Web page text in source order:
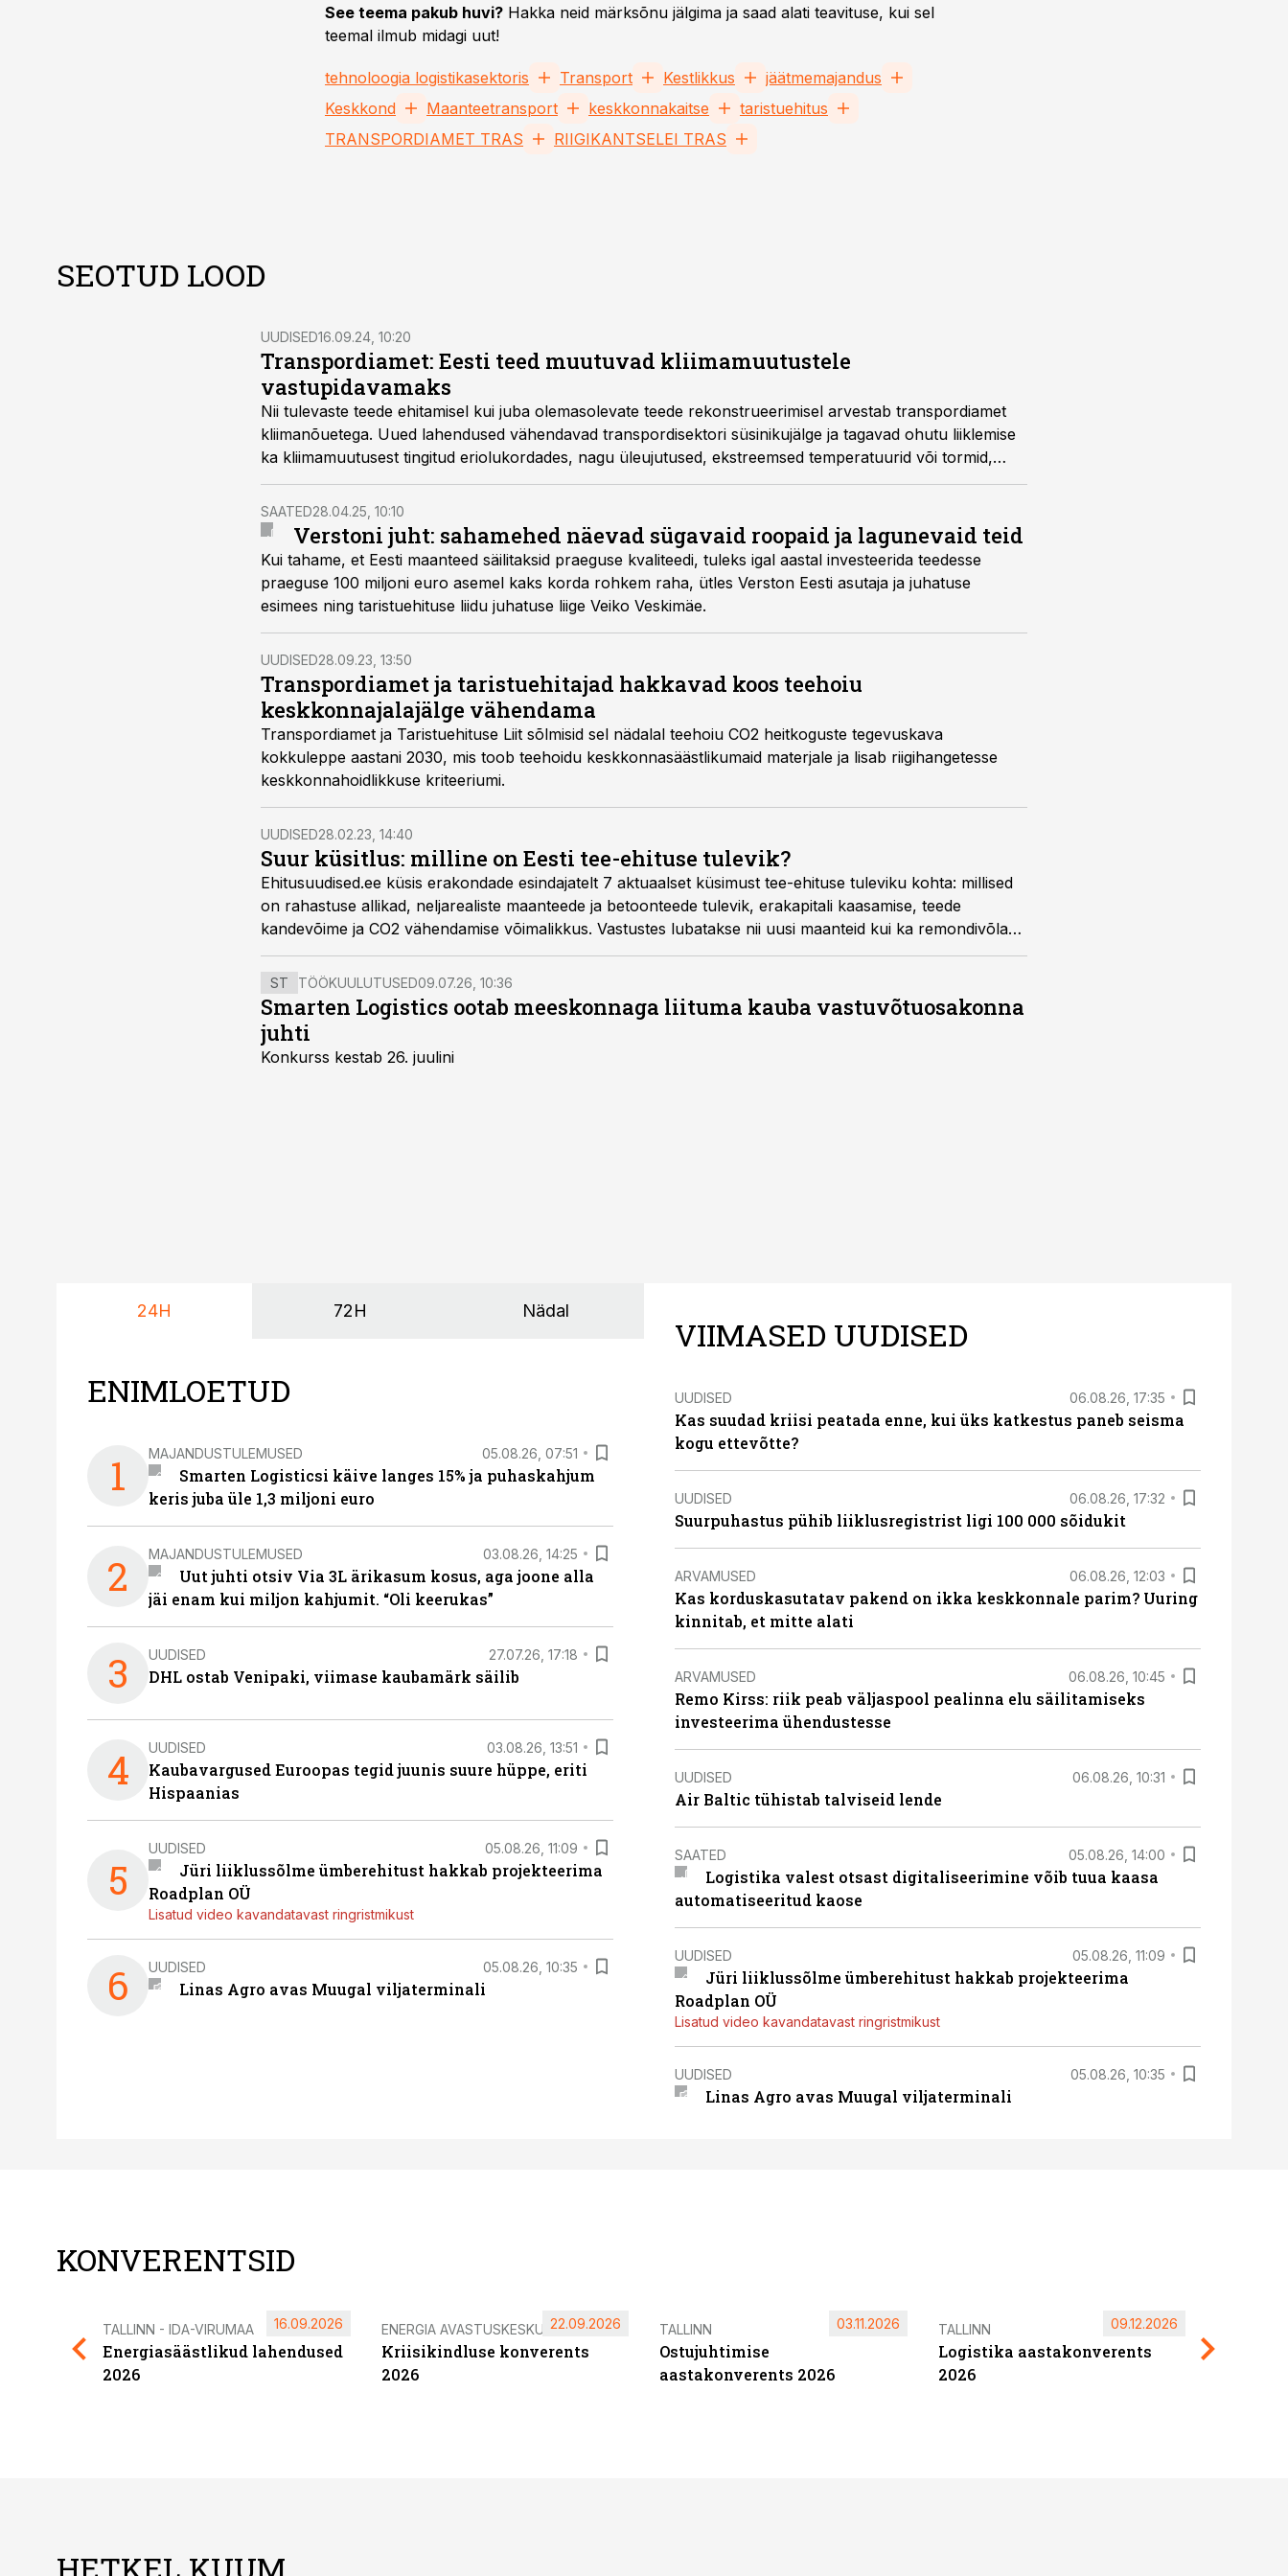
See teema pakub huvi? Hakka neid märksõnu jälgima ja saad alati teavituse, kui sel
teemal ilmub midagi uut!
tehnoloogia logistikasektoris Transport Kestlikkus
jäätmemajandus
Keskkond
Maanteetransport keskkonnakaitse
taristuehitus
TRANSPORDIAMET TRAS
RIIGIKANTSELEI TRAS
SEOTUD LOOD
UUDISED16.09.24, 10:20
Transpordiamet: Eesti teed muutuvad kliimamuutustele
vastupidavamaks
Nii tulevaste teede ehitamisel kui juba olemasolevate teede rekonstrueerimisel arvestab transpordiamet
kliimanõuetega. Uued lahendused vähendavad transpordisektori süsinikujälge ja tagavad ohutu liiklemise
ka kliimamuutusest tingitud eriolukordades, nagu üleujutused, ekstreemsed temperatuurid või tormid,
teatab amet.
SAATED28.04.25, 10:10
Verstoni juht: sahamehed näevad sügavaid roopaid ja lagunevaid teid
Kui tahame, et Eesti maanteed säilitaksid praeguse kvaliteedi, tuleks igal aastal investeerida teedesse
praeguse 100 miljoni euro asemel kaks korda rohkem raha, ütles Verston Eesti asutaja ja juhatuse
esimees ning taristuehituse liidu juhatuse liige Veiko Veskimäe.
UUDISED28.09.23, 13:50
Transpordiamet ja taristuehitajad hakkavad koos teehoiu
keskkonnajalajälge vähendama
Transpordiamet ja Taristuehituse Liit sõlmisid sel nädalal teehoiu CO2 heitkoguste tegevuskava
kokkuleppe aastani 2030, mis toob teehoidu keskkonnasäästlikumaid materjale ja lisab riigihangetesse
keskkonnahoidlikkuse kriteeriumi.
UUDISED28.02.23, 14:40
Suur küsitlus: milline on Eesti tee-ehituse tulevik?
Ehitusuudised.ee küsis erakondade esindajatelt 7 aktuaalset küsimust tee-ehituse tuleviku kohta: millised
on rahastuse allikad, neljarealiste maanteede ja betoonteede tulevik, erakapitali kaasamise, teede
kandevõime ja CO2 vähendamise võimalikkus. Vastustes lubatakse nii uusi maanteid kui ka remondivõla
vähendamist. Rahastusallikate osas jäädi kidakeelsemaks, ehkki lisaks kütuseaktsiisile nähakse ka auto- ja
ummikumaksu võimalust.
ST TÖÖKUULUTUSED09.07.26, 10:36
Smarten Logistics ootab meeskonnaga liituma kauba vastuvõtuosakonna
juhti
Konkurss kestab 26. juulini
24H 72H Nädal
ENIMLOETUD
1 MAJANDUSTULEMUSED 05.08.26, 07:51
Smarten Logisticsi käive langes 15% ja puhaskahjum
keris juba üle 1,3 miljoni euro
2 MAJANDUSTULEMUSED 03.08.26, 14:25
Uut juhti otsiv Via 3L ärikasum kosus, aga joone alla
jäi enam kui miljon kahjumit. “Oli keerukas”
3 UUDISED 27.07.26, 17:18
DHL ostab Venipaki, viimase kaubamärk säilib
4 UUDISED 03.08.26, 13:51
Kaubavargused Euroopas tegid juunis suure hüppe, eriti
Hispaanias
5
UUDISED 05.08.26, 11:09
Jüri liiklussõlme ümberehitust hakkab projekteerima
Roadplan OÜ
Lisatud video kavandatavast ringristmikust
6 UUDISED 05.08.26, 10:35
Linas Agro avas Muugal viljaterminali
VIIMASED UUDISED
UUDISED 06.08.26, 17:35
Kas suudad kriisi peatada enne, kui üks katkestus paneb seisma
kogu ettevõtte?
UUDISED 06.08.26, 17:32
Suurpuhastus pühib liiklusregistrist ligi 100 000 sõidukit
ARVAMUSED 06.08.26, 12:03
Kas korduskasutatav pakend on ikka keskkonnale parim? Uuring
kinnitab, et mitte alati
ARVAMUSED 06.08.26, 10:45
Remo Kirss: riik peab väljaspool pealinna elu säilitamiseks
investeerima ühendustesse
UUDISED 06.08.26, 10:31
Air Baltic tühistab talviseid lende
SAATED 05.08.26, 14:00
Logistika valest otsast digitaliseerimine võib tuua kaasa
automatiseeritud kaose
UUDISED 05.08.26, 11:09
Jüri liiklussõlme ümberehitust hakkab projekteerima
Roadplan OÜ
Lisatud video kavandatavast ringristmikust
UUDISED 05.08.26, 10:35
Linas Agro avas Muugal viljaterminali
KONVERENTSID
TALLINN - IDA-VIRUMAA
Energiasäästlikud lahendused
2026
16.09.2026 ENERGIA AVASTUSKESKUS
Kriisikindluse konverents
2026
22.09.2026 TALLINN
Ostujuhtimise
aastakonverents 2026
03.11.2026 TALLINN
Logistika aastakonverents
2026
09.12.2026